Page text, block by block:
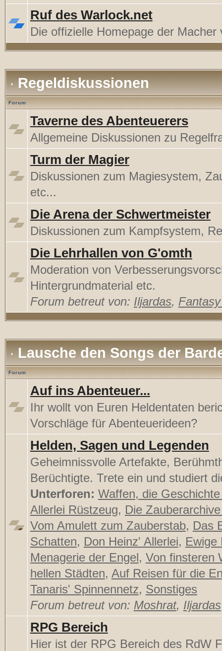
Ruf des Warlock.net
Die offizielle Homepage der Macher
Regeldiskussionen
Forum
Taverne des Abenteuerers
Allgemeine Diskussionen zu
Turm der Magier
Diskussionen zum Magiesystem,
etc...
Die Arena der Schwertmeister
Diskussionen zum Kampfsystem,
Die Lehrhallen von G'omth
Moderation von
Hintergrundmaterial etc.
Forum betreut von: Iljardas,
Lausche den Songs der
Forum
Auf ins Abenteuer...
Ihr wollt von Euren Heldentaten
Vorschläge für Abenteuerideen?
Helden, Sagen und Legenden
Geheimnissvolle Artefakte,
Berüchtigte. Trete ein und studiert
Unterforen: Waffen, die
Allerlei Rüstzeug, Die
Vom Amulett zum Zauberstab, Das
Schatten, Don Heinz' Allerlei, Ewige
Menagerie der Engel, Von finsteren
hellen Städten, Auf Reisen für die
Tanaris' Spinnennetz, Sonstiges
Forum betreut von: Moshrat, Iljardas
RPG Bereich
Hier ist der RPG Bereich des RdW